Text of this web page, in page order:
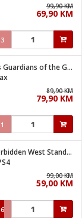
99,90 KM
69,90 KM
3
Igra za PlayStation 4, Marvel's Guardians of the Galaxy
89,90 KM
79,90 KM
1
Igra PlayStaion 4:Horizon - Forbidden West Standard Edition
99,00 KM
59,00 KM
6